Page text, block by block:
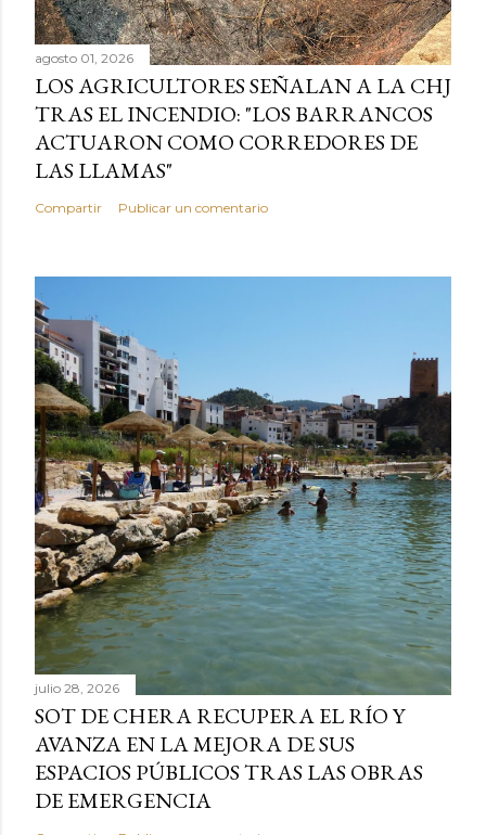
agosto 01, 2026
LOS AGRICULTORES SEÑALAN A LA CHJ
TRAS EL INCENDIO: "LOS BARRANCOS
ACTUARON COMO CORREDORES DE
LAS LLAMAS"
Compartir Publicar un comentario
julio 28, 2026
SOT DE CHERA RECUPERA EL RÍO Y
AVANZA EN LA MEJORA DE SUS
ESPACIOS PÚBLICOS TRAS LAS OBRAS
DE EMERGENCIA